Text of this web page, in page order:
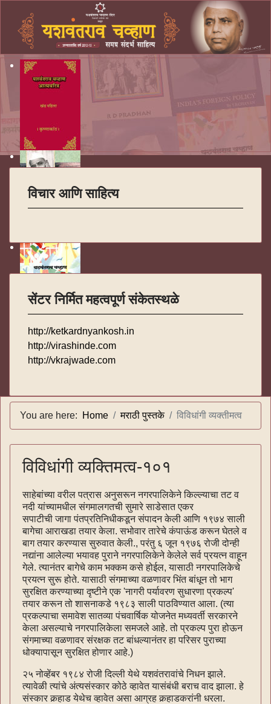
विचार आणि साहित्य
सेंटर निर्मित महत्वपूर्ण संकेतस्थळे
http://ketkardnyankosh.in
http://virashinde.com
http://vkrajwade.com
You are here: Home मराठी पुस्तके विविधांगी व्यक्तीमत्व
विविधांगी व्यक्तिमत्व-१०१
साहेबांच्या वरील पत्रास अनुसरून नगरपालिकेने किल्ल्याचा तट व
नदी यांच्यामधील संगमालगतची सुमारे साडेसात एकर
सपाटीची जागा पंतप्रतिनिधीकडून संपादन केली आणि १९७४ साली
बागेचा आराखडा तयार केला. सभोवार तारेचे कंपाऊंड करून घेतले व
बाग तयार करण्यास सुरुवात केली., परंतु ६ जून १९७६ रोजी दोन्ही
नद्यांना आलेल्या भयावह पुराने नगरपालिकेने केलेले सर्व प्रयत्‍न वाहून
गेले. त्यानंतर बागेचे काम भक्कम कसे होईल, यासाठी नगरपालिकेचे
प्रयत्‍न सुरू होते. यासाठी संगमाच्या वळणावर भिंत बांधून तो भाग
सुरक्षित करण्याच्या दृष्टीने एक 'नागरी पर्यावरण सुधारणा प्रकल्प'
तयार करून तो शासनाकडे १९८३ साली पाठविण्यात आला. (त्या
प्रकल्पाचा समावेश सातव्या पंचवार्षिक योजनेत मध्यवर्ती सरकारने
केला असल्याचे नगरपालिकेला समजले आहे. तो प्रकल्प पुरा होऊन
संगमाच्या वळणावर संरक्षक तट बांधल्यानंतर हा परिसर पुराच्या
धोक्यापासून सुरक्षित होणार आहे.)
२५ नोव्हेंबर १९८४ रोजी दिल्ली येथे यशवंतरावांचे निधन झाले.
त्यावेळी त्यांचे अंत्यसंस्कार कोठे व्हावेत यासंबंधी बराच वाद झाला. हे
संस्कार कर्‍हाड येथेच व्हावेत असा आग्रह कर्‍हाडकरांनी धरला.